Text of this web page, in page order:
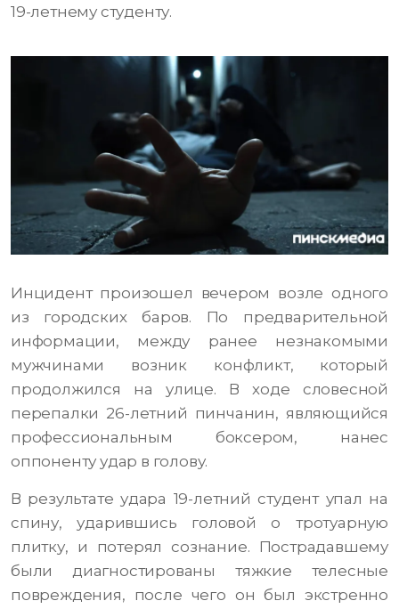
19-летнему студенту.
Инцидент произошел вечером возле одного
из городских баров. По предварительной
информации, между ранее незнакомыми
мужчинами возник конфликт, который
продолжился на улице. В ходе словесной
перепалки 26-летний пинчанин, являющийся
профессиональным боксером, нанес
оппоненту удар в голову.
В результате удара 19-летний студент упал на
спину, ударившись головой о тротуарную
плитку, и потерял сознание. Пострадавшему
были диагностированы тяжкие телесные
повреждения, после чего он был экстренно